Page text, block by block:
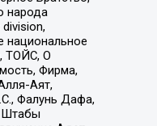
народа
национальное
ТОЙС, О
Фирма,
Аят,
Фалунь Дафа,
Штабы